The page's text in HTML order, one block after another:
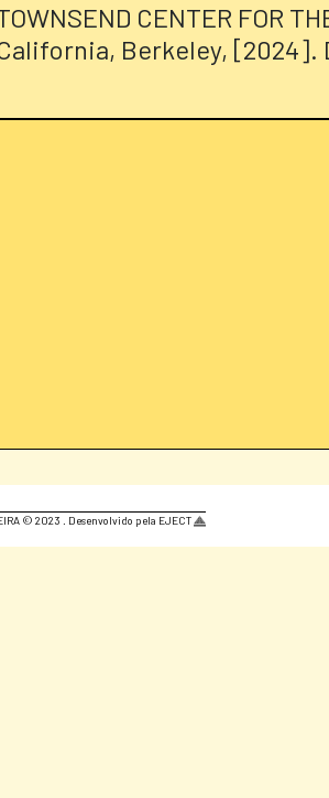
CENTER FOR
Berkeley, [2024].
© 2023 . Desenvolvido pela EJECT